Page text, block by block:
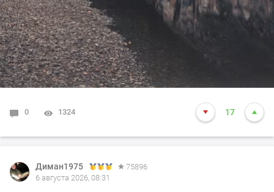
0 1324 17
Диман1975
75896
6 августа 2026, 08:31